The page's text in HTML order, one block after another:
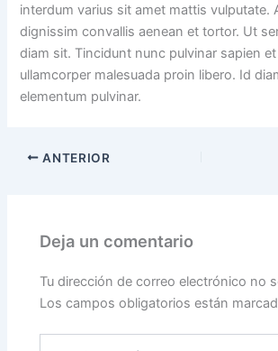
interdum varius sit amet mattis vulputate.
dignissim convallis aenean et tortor. Ut
diam sit. Tincidunt nunc pulvinar sapien et
ullamcorper malesuada proin libero. Id
elementum pulvinar.
ANTERIOR
Deja un comentario
Tu dirección de correo electrónico no
Los campos obligatorios están